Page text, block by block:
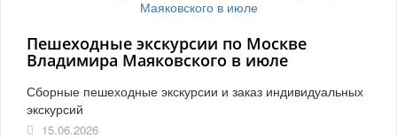
Пешеходные экскурсии по Москве
Владимира Маяковского в июле
Сборные пешеходные экскурсии и заказ индивидуальных
экскурсий
15.06.2026